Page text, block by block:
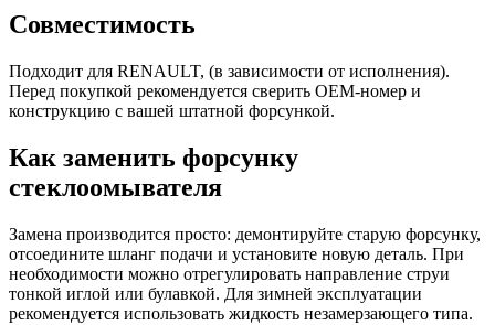
Совместимость
Подходит для RENAULT, (в зависимости от исполнения).
Перед покупкой рекомендуется сверить OEM-номер и
конструкцию с вашей штатной форсункой.
Как заменить форсунку
стеклоомывателя
Замена производится просто: демонтируйте старую форсунку,
отсоедините шланг подачи и установите новую деталь. При
необходимости можно отрегулировать направление струи
тонкой иглой или булавкой. Для зимней эксплуатации
рекомендуется использовать жидкость незамерзающего типа.